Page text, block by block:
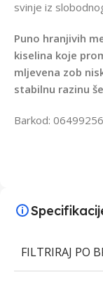
svinje iz
Puno hranjivih
kiselina koje
mljevena zob
stabilnu razinu
Barkod:
FILTRIRAJ PO